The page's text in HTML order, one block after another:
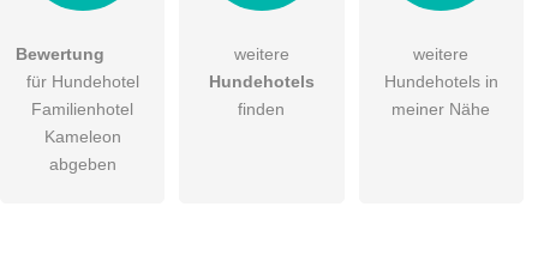
Die Datenschutzerklärunghabe ich zur Kenntnis genommen.
öffentliche Frage stellen
Bewertung
für Hundehotel
Familienhotel
Kameleon
abgeben
weitere
Hundehotels
finden
weitere
Hundehotels in
meiner Nähe